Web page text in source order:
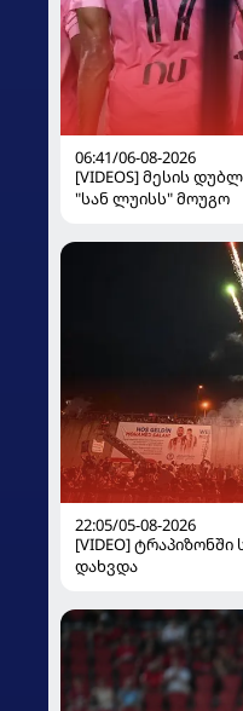
06:41/06-08-2026
[VIDEOS] მესის
"სან ლუისს" მოუგო
22:05/05-08-2026
[VIDEO]
დახვდა